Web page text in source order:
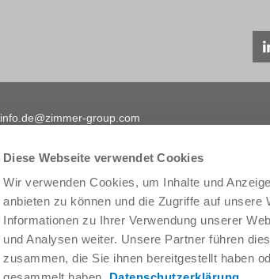
Diese Webseite verwendet Cookies
Wir verwenden Cookies, um Inhalte und
anbieten zu können und die Zugriffe auf
Informationen zu Ihrer Verwendung unserer
und Analysen weiter. Unsere Partner führen
zusammen, die Sie ihnen bereitgestellt haben
info.de@zimmer-group.com
Produkte
Neuheiten
Komponenten
Systemlösungen
Verfahrenstechnik
SOFT CLOSE
Service & Kontakt
Ansprechpartner weltweit
Service-Kontakt
Kontaktformular
Pre-Sales
Service